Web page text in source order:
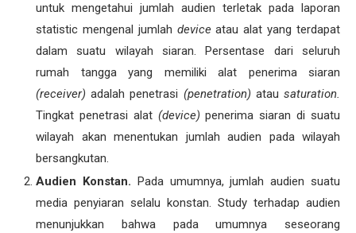
untuk mengetahui jumlah audien terletak pada laporan
statistic mengenal jumlah deviceatau alat yang terdapat
dalam suatu wilayah siaran. Persentase dari seluruh
rumah tangga yang memiliki alat penerima siaran
(receiver) adalah penetrasi (penetration) atausaturation.
Tingkat penetrasi alat (device) penerima siaran di suatu
wilayah akan menentukan jumlah audien pada wilayah
bersangkutan.
Audien Konstan. Pada umumnya, jumlah audien suatu
media penyiaran selalu konstan. Study terhadap audien
menunjukkan bahwa pada umumnya seseorang